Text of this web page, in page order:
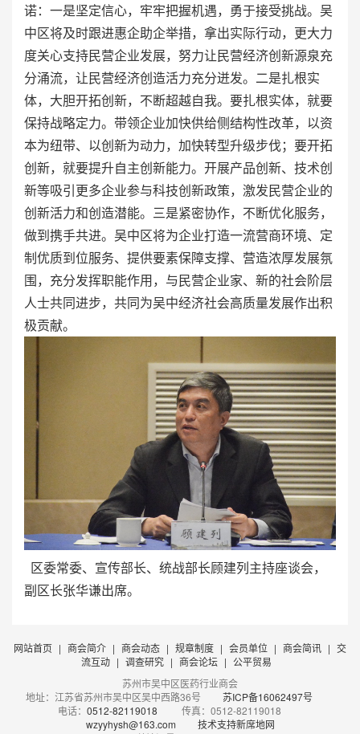
诺：一是坚定信心，牢牢把握机遇，勇于接受挑战。吴
中区将及时跟进惠企助企举措，拿出实际行动，更大力
度关心支持民营企业发展，努力让民营经济创新源泉充
分涌流，让民营经济创造活力充分迸发。二是扎根实
体，大胆开拓创新，不断超越自我。要扎根实体，就要
保持战略定力。带领企业加快供给侧结构性改革，以资
本为纽带、以创新为动力，加快转型升级步伐；要开拓
创新，就要提升自主创新能力。开展产品创新、技术创
新等吸引更多企业参与科技创新政策，激发民营企业的
创新活力和创造潜能。三是紧密协作，不断优化服务，
做到携手共进。吴中区将为企业打造一流营商环境、定
制优质到位服务、提供要素保障支撑、营造浓厚发展氛
围，充分发挥职能作用，与民营企业家、新的社会阶层
人士共同进步，共同为吴中经济社会高质量发展作出积
极贡献。
区委常委、宣传部长、统战部长顾建列主持座谈会，
副区长张华谦出席。
网站首页 | 商会简介 | 商会动态 | 规章制度 | 会员单位 | 商会简讯 | 交
流互动 | 调查研究 | 商会论坛 | 公平贸易
苏州市吴中区医药行业商会
地址：江苏省苏州市吴中区吴中西路36号
苏ICP备16062497号
电话： 0512-82119018 传真：0512-82119018
wzyyhysh@163.com
技术支持新席地网